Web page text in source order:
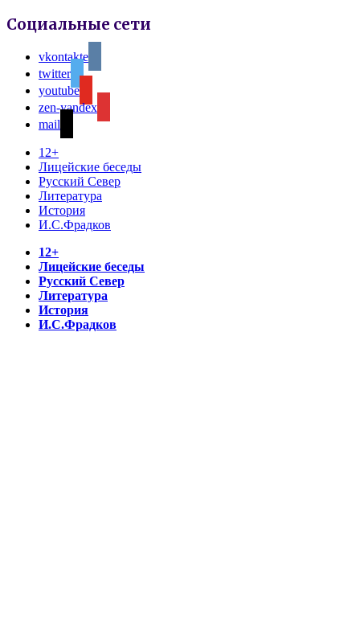
Социальные сети
vkontakte
twitter
youtube
zen-yandex
mail
12+
Лицейские беседы
Русский Север
Литература
История
И.С.Фрадков
12+
Лицейские беседы
Русский Север
Литература
История
И.С.Фрадков